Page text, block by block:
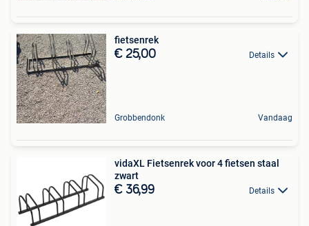
fietsenrek
€ 25,00 Details
Grobbendonk Vandaag
vidaXL Fietsenrek voor 4 fietsen staal
zwart
€ 36,99 Details